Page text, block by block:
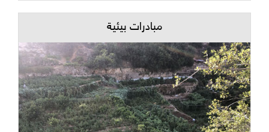
مبادرات بيئية